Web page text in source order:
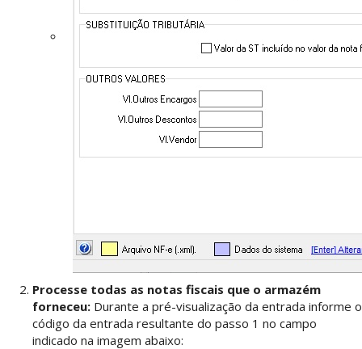
Processe todas as notas fiscais que o armazém
forneceu: Durante a pré-visualização da entrada informe o
código da entrada resultante do passo 1 no campo
indicado na imagem abaixo: